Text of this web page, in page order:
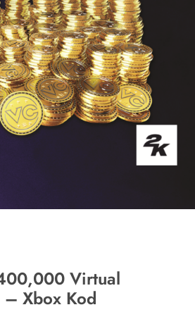
Virtual
– Xbox Kod